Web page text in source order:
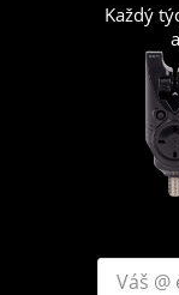
Každý